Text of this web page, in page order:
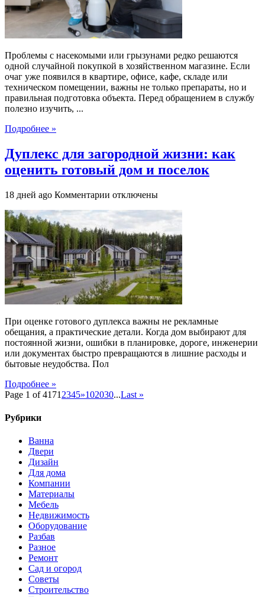
помещение
к
профессиональной
обработке
Проблемы с насекомыми или грызунами редко решаются
одной случайной покупкой в хозяйственном магазине. Если
очаг уже появился в квартире, офисе, кафе, складе или
техническом помещении, важны не только препараты, но и
правильная подготовка объекта. Перед обращением в службу
полезно изучить, ...
Подробнее »
Дуплекс для загородной жизни: как
оценить готовый дом и поселок
18 дней ago Комментарии к
Дуплекс
для
загородной
жизни:
как
оценить
готовый
дом
и
отключены
При оценке готового дуплекса важны не рекламные
обещания, а практические детали. Когда дом выбирают для
постоянной жизни, ошибки в планировке, дороге, инженерии
или документах быстро превращаются в лишние расходы и
бытовые неудобства. Пол
Подробнее »
Page 1 of 4171 2345»102030...Last »
Рубрики
Ванна
Двери
Дизайн
Для дома
Компании
Материалы
Мебель
Недвижимость
Оборудование
Разбав
Разное
Ремонт
Сад и огород
Советы
Строительство